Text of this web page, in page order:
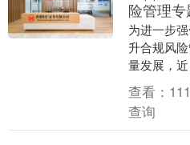
险管理专
为进一步
升合规风
量发展，
风险管理
理，合规
查看： 111
查询